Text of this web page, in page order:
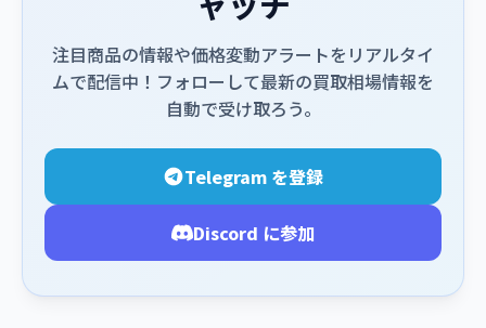
注目商品の情報や価格変動アラートをリアルタイ
ムで配信中！フォローして最新の買取相場情報を
自動で受け取ろう。
Telegram を登録
Discord に参加